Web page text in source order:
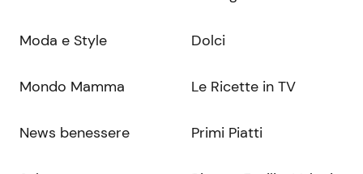
Moda e Style
Mondo Mamma
News benessere
Dolci
Le Ricette in TV
Primi Piatti